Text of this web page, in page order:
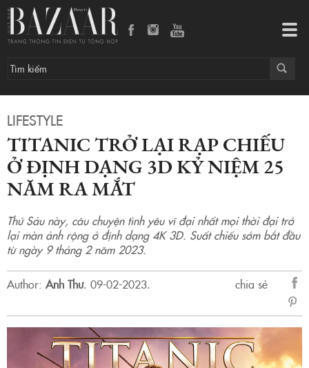
LIFESTYLE
TITANIC TRỞ LẠI RẠP CHIẾU
Ở ĐỊNH DẠNG 3D KỶ NIỆM 25
NĂM RA MẮT
Thứ Sáu này, câu chuyện tình yêu vĩ đại nhất mọi thời đại trở
lại màn ảnh rộng ở định dạng 4K 3D. Suất chiếu sớm bắt đầu
từ ngày 9 tháng 2 năm 2023.
Author: Anh Thư. 09-02-2023.
chia sẻ
sẻ